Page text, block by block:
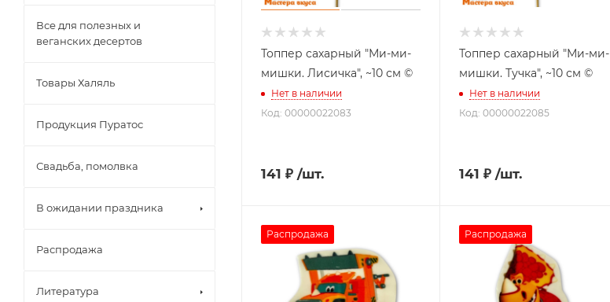
Топпер сахарный "Ми-ми-
мишки. Лисичка", ~10 см ©
Нет в наличии
Код: 00000022083
141 ₽ /шт.
Топпер сахарный "Ми-ми-
мишки. Тучка", ~10 см ©
Нет в наличии
Код: 00000022085
141 ₽ /шт.
Распродажа Распродажа
Все для полезных и
веганских десертов
Товары Халяль
Продукция Пуратос
Свадьба, помолвка
В ожидании праздника
Распродажа
Литература